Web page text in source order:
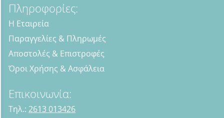
Πληροφορίες:
Η Εταιρεία
Παραγγελίες & Πληρωμές
Αποστολές & Επιστροφές
Όροι Χρήσης & Ασφάλεια
Επικοινωνία:
Τηλ.: 2613 013426